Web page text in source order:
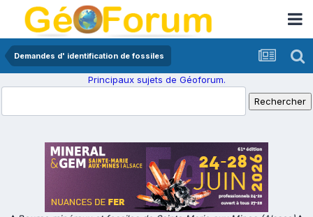
Demandes d' identification de fossiles
Principaux sujets de Géoforum.